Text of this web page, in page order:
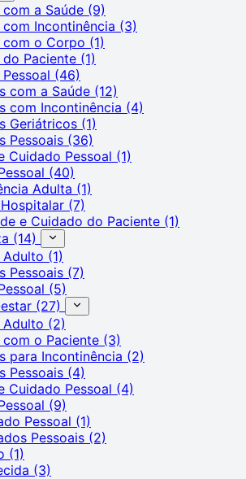
a Saúde (9)
Incontinência (3)
com o Corpo (1)
Paciente (1)
(46)
com a Saúde (12)
com Incontinência (4)
Geriátricos (1)
Pessoais (36)
Cuidado Pessoal (1)
(40)
Adulta (1)
(7)
e Cuidado do Paciente (1)
(14)
Adulto (1)
Pessoais (7)
(5)
(27)
Adulto (2)
o Paciente (3)
para Incontinência (2)
Pessoais (4)
Cuidado Pessoal (4)
(9)
Pessoal (1)
Pessoais (2)
(1)
(3)